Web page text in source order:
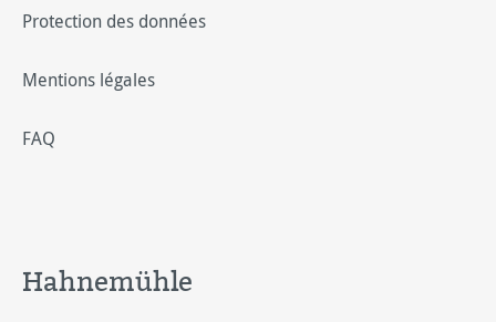
Protection des données
Mentions légales
FAQ
Hahnemühle